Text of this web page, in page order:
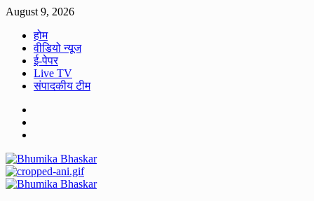
Skip
content
August 9, 2026
होम
वीडियो न्यूज
ई-पेपर
Live TV
संपादकीय टीम
Primary